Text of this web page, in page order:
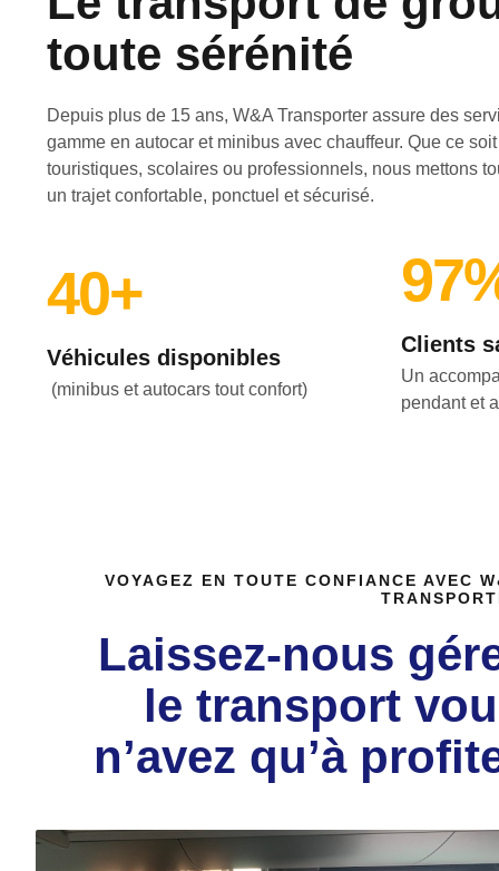
toute sérénité
Depuis plus de 15 ans, W&A Transporter assure des
gamme en autocar et minibus avec chauffeur. Que ce
touristiques, scolaires ou professionnels, nous mettons
un trajet confortable, ponctuel et sécurisé.
40+
Véhicules disponibles
(minibus et autocars tout confort)
97
Clients
Un
pendant et
VOYAGEZ EN TOUTE CONFIANCE AVEC
Laissez-nous
le transport
n’avez qu’à